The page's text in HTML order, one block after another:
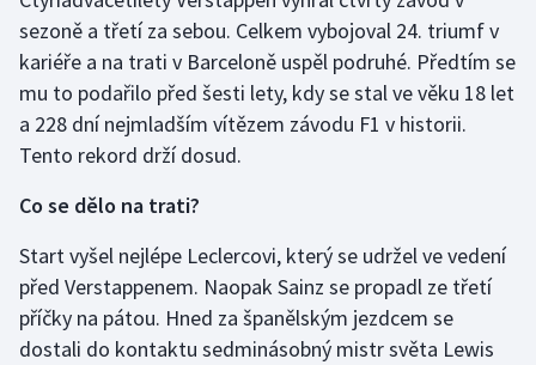
Short track
Sportovní střelba
Stolní tenis
Triatlon
Veslování
Vodní slalom
sezoně a třetí za sebou. Celkem vybojoval 24. triumf v
kariéře a na trati v Barceloně uspěl podruhé. Předtím se
mu to podařilo před šesti lety, kdy se stal ve věku 18 let
a 228 dní nejmladším vítězem závodu F1 v historii.
Tento rekord drží dosud.
Co se dělo na trati?
Start vyšel nejlépe Leclercovi, který se udržel ve vedení
před Verstappenem. Naopak Sainz se propadl ze třetí
příčky na pátou. Hned za španělským jezdcem se
dostali do kontaktu sedminásobný mistr světa Lewis